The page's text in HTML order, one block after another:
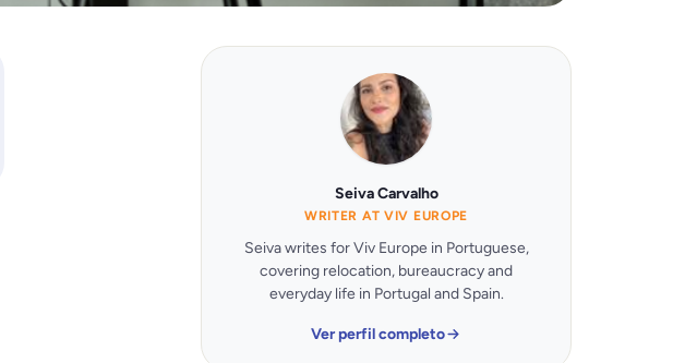
Seiva Carvalho
WRITER AT VIV EUROPE
Seiva writes for Viv Europe in Portuguese,
covering relocation, bureaucracy and
everyday life in Portugal and Spain.
Ver perfil completo